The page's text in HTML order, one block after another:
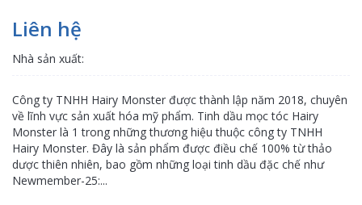
Liên hệ
Nhà sản xuất:
Công ty TNHH Hairy Monster được thành lập năm 2018, chuyên
về lĩnh vực sản xuất hóa mỹ phẩm. Tinh dầu mọc tóc Hairy
Monster là 1 trong những thương hiệu thuộc công ty TNHH
Hairy Monster. Đây là sản phẩm được điều chế 100% từ thảo
dược thiên nhiên, bao gồm những loại tinh dầu đặc chế như
Newmember-25:...